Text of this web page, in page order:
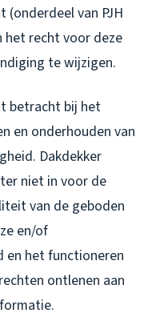
(onderdeel van PJH
het recht voor deze
te wijzigen.
betracht bij het
en onderhouden van
Dakdekker
niet in voor de
van de geboden
en/of
en het functioneren
ontlenen aan